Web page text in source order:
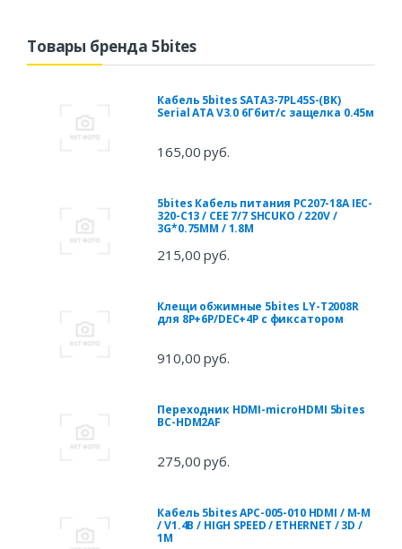
Товары бренда 5bites
Кабель 5bites SATA3-7PL45S-(BK)
Serial ATA V3.0 6Гбит/с защелка 0.45м
165,00 руб.
5bites Кабель питания PC207-18A IEC-
320-C13 / CEE 7/7 SHCUKO / 220V /
3G*0.75MM / 1.8M
215,00 руб.
Клещи обжимные 5bites LY-T2008R
для 8P+6P/DEC+4P с фиксатором
910,00 руб.
Переходник HDMI-microHDMI 5bites
BC-HDM2AF
275,00 руб.
Кабель 5bites APC-005-010 HDMI / M-M
/ V1.4B / HIGH SPEED / ETHERNET / 3D /
1M